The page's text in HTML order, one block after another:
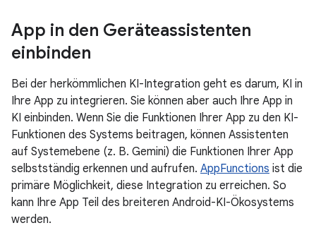
App in den Geräteassistenten
einbinden
Bei der herkömmlichen KI-Integration geht es darum, KI in
Ihre App zu integrieren. Sie können aber auch Ihre App in
KI einbinden. Wenn Sie die Funktionen Ihrer App zu den KI-
Funktionen des Systems beitragen, können Assistenten
auf Systemebene (z. B. Gemini) die Funktionen Ihrer App
selbstständig erkennen und aufrufen. AppFunctions ist die
primäre Möglichkeit, diese Integration zu erreichen. So
kann Ihre App Teil des breiteren Android-KI-Ökosystems
werden.